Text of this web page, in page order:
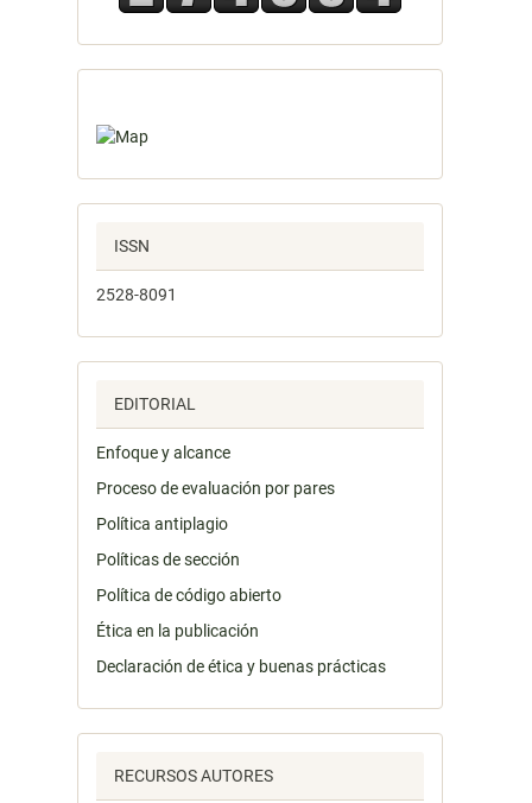
ISSN
2528-8091
EDITORIAL
Enfoque y alcance
Proceso de evaluación por pares
Política antiplagio
Políticas de sección
Política de código abierto
Ética en la publicación
Declaración de ética y buenas prácticas
RECURSOS AUTORES